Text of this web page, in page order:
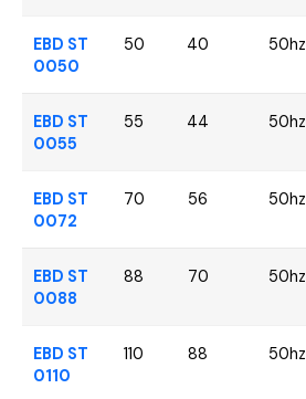
EBD ST
0050
50 40 50hz
EBD ST
0055
55 44 50hz
EBD ST
0072
70 56 50hz
EBD ST
0088
88 70 50hz
EBD ST
0110
110 88 50hz